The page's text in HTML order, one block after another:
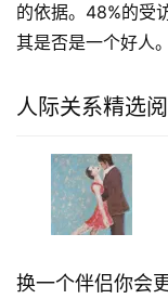
的依据。48%的受
其是否是一个好人。
人际关系精选
换一个伴侣你会